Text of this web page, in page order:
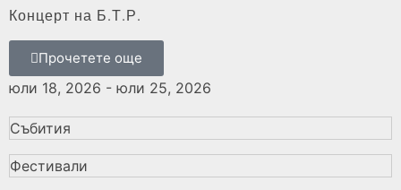
Концерт на Б.Т.Р.
Прочетете още
юли 18, 2026 - юли 25, 2026
Събития
Фестивали